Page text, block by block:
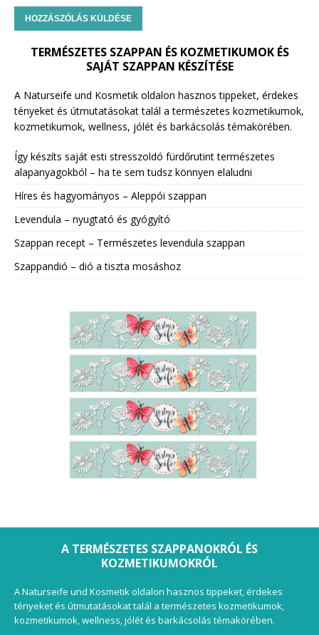
TERMÉSZETES SZAPPAN ÉS KOZMETIKUMOK ÉS
SAJÁT SZAPPAN KÉSZÍTÉSE
A Naturseife und Kosmetik oldalon hasznos tippeket, érdekes
tényeket és útmutatásokat talál a természetes kozmetikumok,
kozmetikumok, wellness, jólét és barkácsolás témakörében.
Így készíts saját esti stresszoldó fürdőrutint természetes
alapanyagokból – ha te sem tudsz könnyen elaludni
Híres és hagyományos – Aleppói szappan
Levendula – nyugtató és gyógyító
Szappan recept – Természetes levendula szappan
Szappandió – dió a tiszta mosáshoz
A TERMÉSZETES SZAPPANOKRÓL ÉS
KOZMETIKUMOKRÓL
A Naturseife und Kosmetik oldalon hasznos tippeket, érdekes
tényeket és útmutatásokat talál a természetes kozmetikumok,
kozmetikumok, wellness, jólét és barkácsolás témakörében.